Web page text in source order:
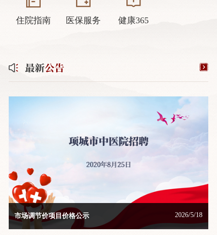
住院指南 医保服务 健康365
市场调节价项目价格公示 2026/5/18